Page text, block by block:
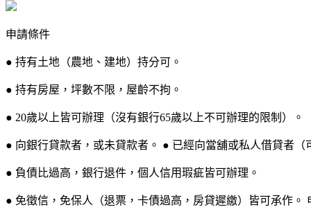
申請條件
● 持有土地（農地、建地）持分可。
● 持有房屋，坪數不限，屋齡不拘。
● 20歲以上皆可辦理（沒有銀行65歲以上不可辦理的限制）。
● 向銀行貸款者，或未貸款者。 ● 已經向當舖或私人借貸者（
● 負債比過高，銀行退件，個人信用瑕疵皆可辦理。
● 免徵信，免保人（退票，卡債過高，房貸遲繳）皆可承作。